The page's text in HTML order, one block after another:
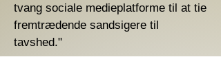
tvang sociale medieplatforme til at tie
fremtrædende sandsigere til
tavshed."